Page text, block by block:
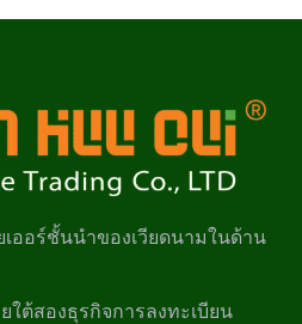
ออร์ชั้นนำของเวียดนามในด้าน
ต้สองธุรกิจการลงทะเบียน